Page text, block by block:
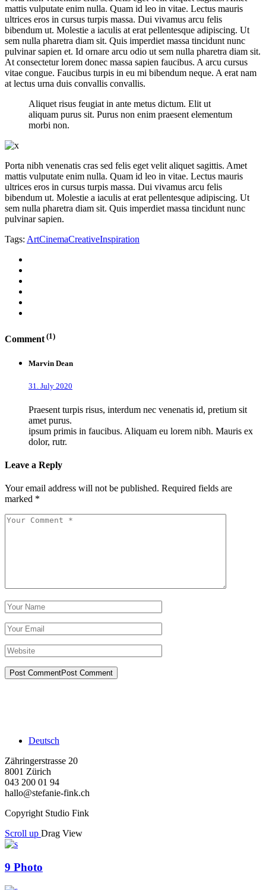
mattis vulputate enim nulla. Quam id leo in vitae. Lectus mauris
ultrices eros in cursus turpis massa. Dui vivamus arcu felis
bibendum ut. Molestie a iaculis at erat pellentesque adipiscing. Ut
sem nulla pharetra diam sit. Quis imperdiet massa tincidunt nunc
pulvinar sapien et. Id ornare arcu odio ut sem nulla pharetra diam sit.
At consectetur lorem donec massa sapien faucibus. A arcu cursus
vitae congue. Faucibus turpis in eu mi bibendum neque. A erat nam
at lectus urna duis convallis convallis.
Aliquet risus feugiat in ante metus dictum. Elit ut
aliquam purus sit. Purus non enim praesent elementum
morbi non.
Porta nibh venenatis cras sed felis eget velit aliquet sagittis. Amet
mattis vulputate enim nulla. Quam id leo in vitae. Lectus mauris
ultrices eros in cursus turpis massa. Dui vivamus arcu felis
bibendum ut. Molestie a iaculis at erat pellentesque adipiscing. Ut
sem nulla pharetra diam sit. Quis imperdiet massa tincidunt nunc
pulvinar sapien.
Tags: ArtCinemaCreativeInspiration
Comment (1)
Marvin Dean
31. July 2020
Praesent turpis risus, interdum nec venenatis id, pretium sit
amet purus.
ipsum primis in faucibus. Aliquam eu lorem nibh. Mauris ex
dolor, rutr.
Leave a Reply
Your email address will not be published. Required fields are
marked *
Post CommentPost Comment
Deutsch
Zähringerstrasse 20
8001 Zürich
043 200 01 94
hallo@stefanie-fink.ch
Copyright Studio Fink
Scroll up Drag View
9 Photo